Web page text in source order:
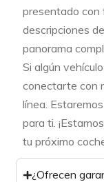
presentado con
descripciones
panorama
Si algún
conectarte con
línea.
para ti.
tu próximo
¿Ofrecen